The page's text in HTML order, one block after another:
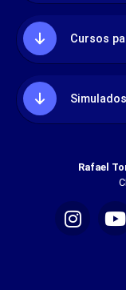
Cursos
Rafael